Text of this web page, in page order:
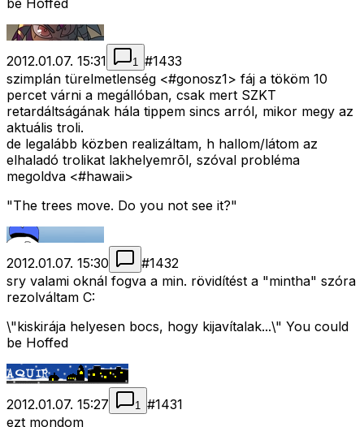
be Hoffed
2012.01.07. 15:31 1 #1433
szimplán türelmetlenség <#gonosz1> fáj a tököm 10
percet várni a megállóban, csak mert SZKT
retardáltságának hála tippem sincs arról, mikor megy az
aktuális troli.
de legalább közben realizáltam, h hallom/látom az
elhaladó trolikat lakhelyemrõl, szóval probléma
megoldva <#hawaii>
"The trees move. Do you not see it?"
2012.01.07. 15:30 #1432
sry valami oknál fogva a min. rövidítést a "mintha" szóra
rezolváltam C:
\"kiskirája helyesen bocs, hogy kijavítalak...\" You could
be Hoffed
2012.01.07. 15:27 1 #1431
ezt mondom